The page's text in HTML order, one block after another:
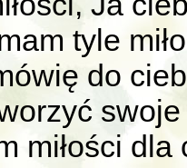
tyle
do
miłości dla